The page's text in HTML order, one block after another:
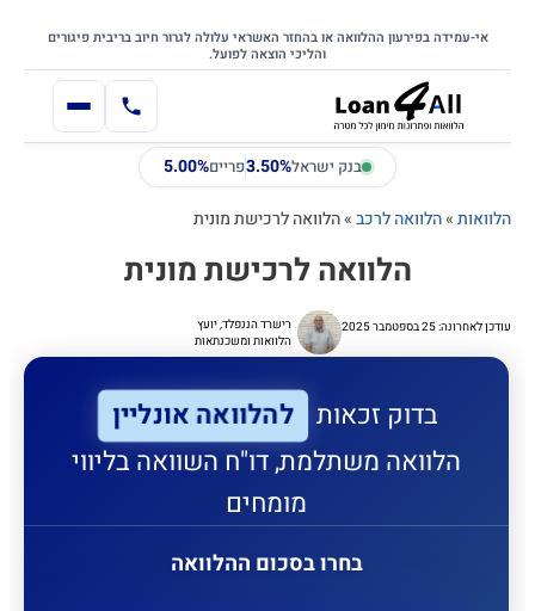
לתוכן
דלג לתוכן הראשי
אי-עמידה בפירעון ההלוואה או בהחזר האשראי עלולה לגרור חיוב בריבית פיגורים
והליכי הוצאה לפועל.
בנק ישראל3.50%פריים5.00%
הלוואות»הלוואה לרכב»הלוואה לרכישת מונית
הלוואה לרכישת מונית
עודכן לאחרונה: 25 בספטמבר 2025
רישרד הננפלד, יועץ
הלוואות ומשכנתאות
בדוק זכאות להלוואה אונליין
הלוואה משתלמת, דו"ח השוואה בליווי
מומחים
בחרו בסכום ההלוואה